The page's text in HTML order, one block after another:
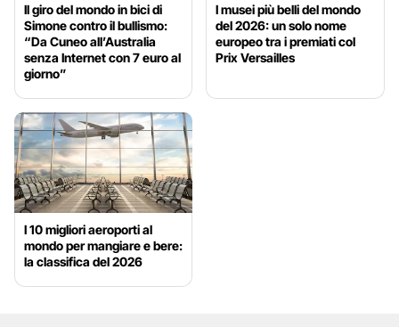
Il giro del mondo in bici di
Simone contro il bullismo:
“Da Cuneo all’Australia
senza Internet con 7 euro al
giorno”
I musei più belli del mondo
del 2026: un solo nome
europeo tra i premiati col
Prix Versailles
I 10 migliori aeroporti al
mondo per mangiare e bere:
la classifica del 2026